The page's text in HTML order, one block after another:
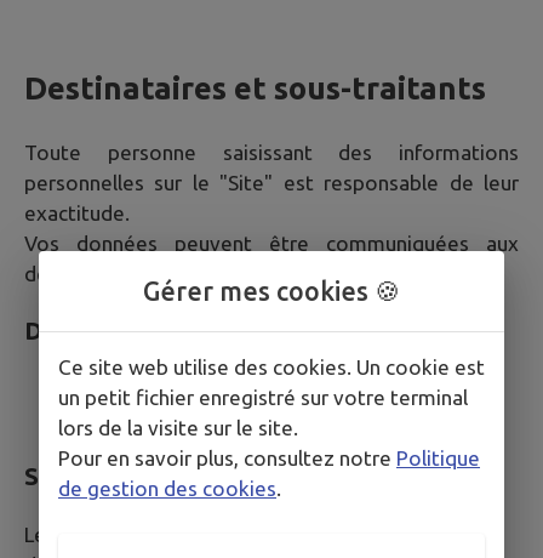
Destinataires et sous-traitants
Toute personne saisissant des informations
personnelles sur le "Site" est responsable de leur
exactitude.
Vos données peuvent être communiquées aux
destinataires suivants.
Destinataires internes
Services de la Mairie compétents selon la
nature de votre demande
Sous-traitants et prestataires techniques
Les sous-traitants suivants peuvent accéder à vos
Gérer mes cookies 🍪
Ce site web utilise des cookies. Un cookie est
un petit fichier enregistré sur votre terminal
lors de la visite sur le site.
Pour en savoir plus, consultez notre Politique
de gestion des cookies.